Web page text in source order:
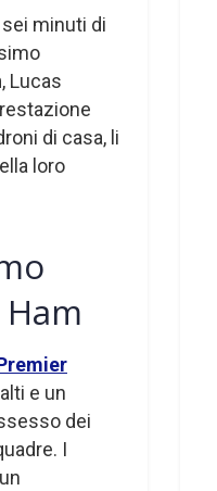
minuti di
, Lucas
di casa, li
loro
e un
dei
I